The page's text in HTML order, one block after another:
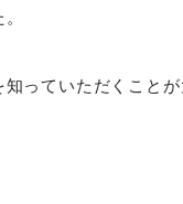
っていただくことが